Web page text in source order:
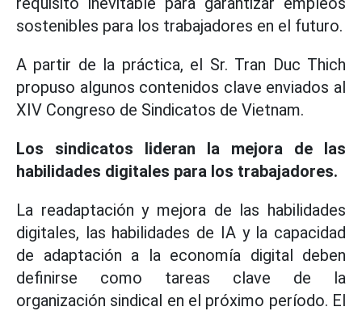
sostenibles para los trabajadores en el futuro.
A partir de la práctica, el Sr. Tran Duc Thich
propuso algunos contenidos clave enviados al
XIV Congreso de Sindicatos de Vietnam.
Los sindicatos lideran la mejora de las
habilidades digitales para los trabajadores.
La readaptación y mejora de las habilidades
digitales, las habilidades de IA y la capacidad
de adaptación a la economía digital deben
definirse como tareas clave de la
organización sindical en el próximo período. El